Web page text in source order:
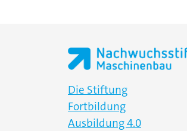
Die Stiftung
Fortbildung
Ausbildung 4.0